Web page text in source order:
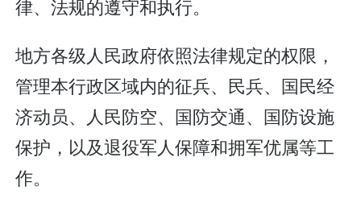
律、法规的遵守和执行。
地方各级人民政府依照法律规定的权限，
管理本行政区域内的征兵、民兵、国民经
济动员、人民防空、国防交通、国防设施
保护，以及退役军人保障和拥军优属等工
作。